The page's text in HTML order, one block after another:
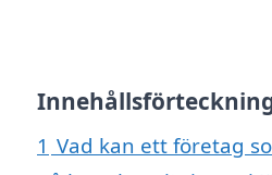
1 Vad kan ett företag